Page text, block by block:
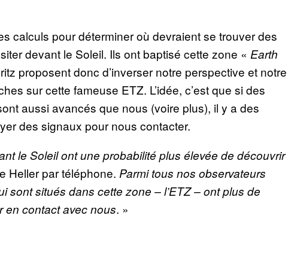
calculs pour déterminer où devraient se trouver des
devant le Soleil. Ils ont baptisé cette zone « Earth
proposent donc d’inverser notre perspective et notre
sur cette fameuse ETZ. L’idée, c’est que si des
aussi avancés que nous (voire plus), il y a des
des signaux pour nous contacter.
le Soleil ont une probabilité plus élevée de découvrir
Heller par téléphone. Parmi tous nos observateurs
sont situés dans cette zone – l’ETZ – ont plus de
en contact avec nous. »